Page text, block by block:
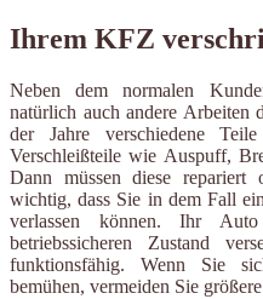
Ihrem KFZ
Neben dem normalen
natürlich auch andere Arbeiten
der Jahre verschiedene
Verschleißteile wie Auspuff,
Dann müssen diese repariert
wichtig, dass Sie in dem Fall
verlassen können. Ihr
betriebssicheren Zustand
funktionsfähig. Wenn Sie
bemühen, vermeiden Sie